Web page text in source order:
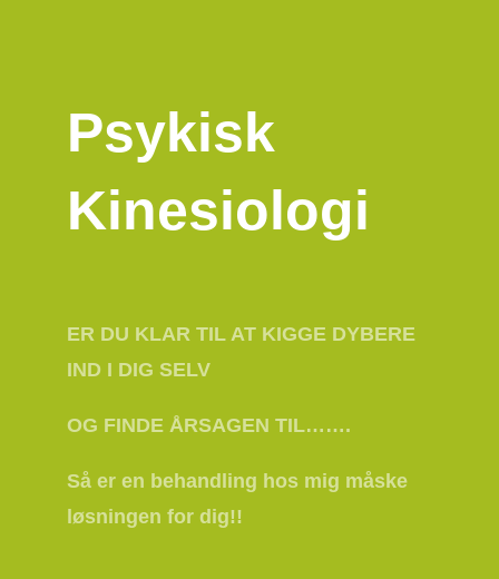
Psykisk
Kinesiologi
ER DU KLAR TIL AT KIGGE DYBERE
IND I DIG SELV
OG FINDE ÅRSAGEN TIL…….
Så er en behandling hos mig måske
løsningen for dig!!